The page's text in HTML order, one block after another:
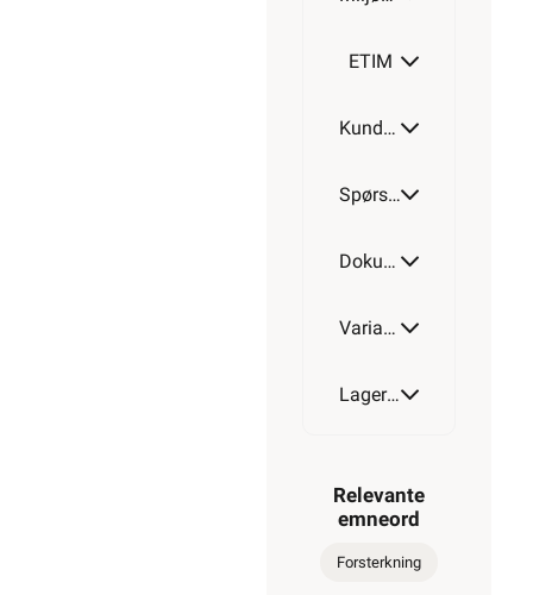
ETIM
Kundeomtale
Spørsmål og svar
Dokumentasjon
Varianter av artikkel
Lagerstatus
Relevante
emneord
Forsterkning